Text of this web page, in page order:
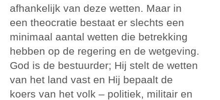
afhankelijk van deze wetten. Maar in
een theocratie bestaat er slechts een
minimaal aantal wetten die betrekking
hebben op de regering en de wetgeving.
God is de bestuurder; Hij stelt de wetten
van het land vast en Hij bepaalt de
koers van het volk – politiek, militair en